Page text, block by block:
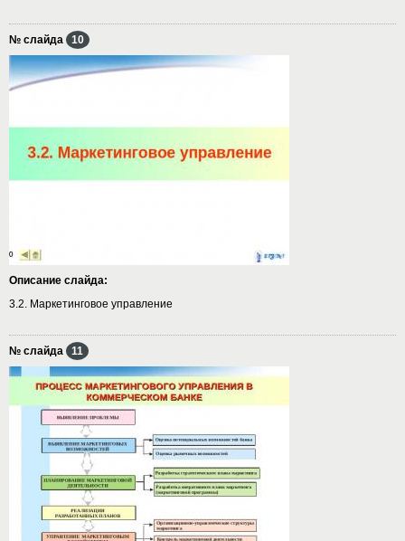
№ слайда 10
Описание слайда:
3.2. Маркетинговое управление
№ слайда 11